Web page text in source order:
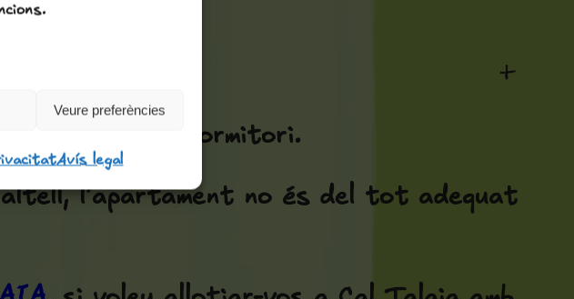
Veure preferències
Avís legal
+
a la zona de dormitori.
l’apartament no és del tot adequat